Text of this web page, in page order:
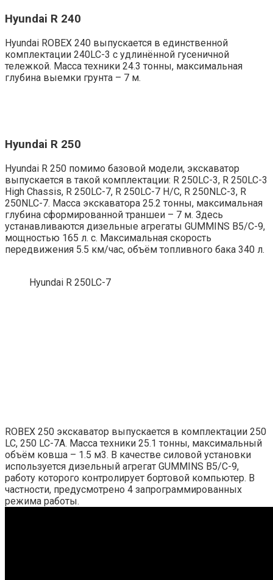
Hyundai R 240
Hyundai ROBEX 240 выпускается в единственной
комплектации 240LC-3 с удлинённой гусеничной
тележкой. Масса техники 24.3 тонны, максимальная
глубина выемки грунта – 7 м.
Hyundai R 250
Hyundai R 250 помимо базовой модели, экскаватор
выпускается в такой комплектации: R 250LC-3, R 250LC-3
High Chassis, R 250LC-7, R 250LC-7 H/C, R 250NLC-3, R
250NLC-7. Масса экскаватора 25.2 тонны, максимальная
глубина сформированной траншеи – 7 м. Здесь
устанавливаются дизельные агрегаты GUMMINS B5/C-9,
мощностью 165 л. с. Максимальная скорость
передвижения 5.5 км/час, объём топливного бака 340 л.
Hyundai R 250LC-7
ROBEX 250 экскаватор выпускается в комплектации 250
LC, 250 LC-7A. Масса техники 25.1 тонны, максимальный
объём ковша – 1.5 м3. В качестве силовой установки
используется дизельный агрегат GUMMINS B5/C-9,
работу которого контролирует бортовой компьютер. В
частности, предусмотрено 4 запрограммированных
режима работы.